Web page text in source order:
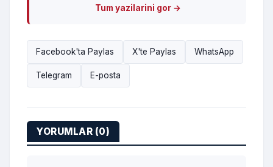
Tum yazilarini gor →
Facebook'ta Paylas X'te Paylas WhatsApp
Telegram E-posta
YORUMLAR (0)